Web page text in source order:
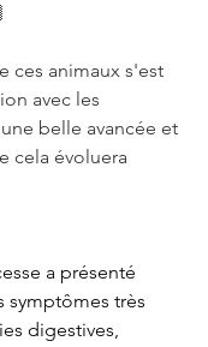
ces animaux s'est
avec les
belle avancée et
cela évoluera
a présenté
symptômes très
digestives,